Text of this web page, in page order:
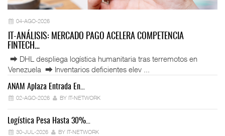
04-AGO-2026
IT-ANÁLISIS: MERCADO PAGO ACELERA COMPETENCIA
FINTECH…
⮕ DHL despliega logística humanitaria tras terremotos en
Venezuela ⮕ Inventarios deficientes elev ...
ANAM Aplaza Entrada En…
02-AGO-2026 BY IT-NETWORK
Logística Pesa Hasta 30%…
30-JUL-2026 BY IT-NETWORK